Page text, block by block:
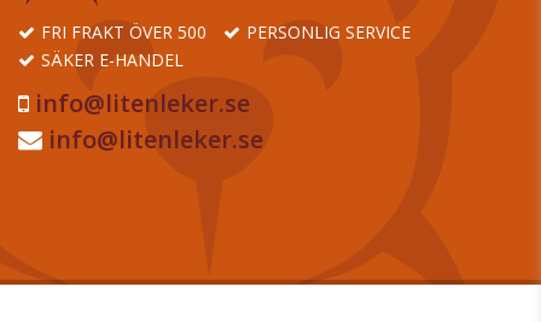
FRI FRAKT ÖVER 500
PERSONLIG SERVICE
SÄKER E-HANDEL
info@litenleker.se
info@litenleker.se